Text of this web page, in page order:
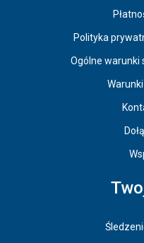
Polityka
Ogólne warunki